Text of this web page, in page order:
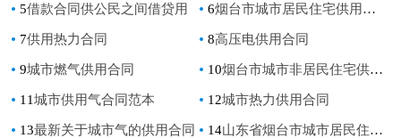
5借款合同供公民之间借贷用 6烟台市城市居民住宅供用合同
7供用热力合同 8高压电供用合同
9城市燃气供用合同 10烟台市城市非居民住宅供用热合同
11城市供用气合同范本 12城市热力供用合同
13最新关于城市气的供用合同 14山东省烟台市城市居民住宅供用热合同